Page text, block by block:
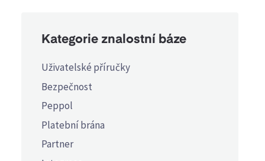
Kategorie znalostní báze
Uživatelské příručky
Bezpečnost
Peppol
Platební brána
Partner